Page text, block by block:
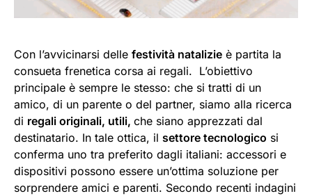
Con l’avvicinarsi delle festività natalizie è partita la
consueta frenetica corsa ai regali. L’obiettivo
principale è sempre le stesso: che si tratti di un
amico, di un parente o del partner, siamo alla ricerca
di regali originali, utili, che siano apprezzati dal
destinatario. In tale ottica, il settore tecnologico si
conferma uno tra preferito dagli italiani: accessori e
dispositivi possono essere un’ottima soluzione per
sorprendere amici e parenti. Secondo recenti indagini